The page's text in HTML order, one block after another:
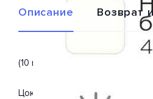
Описание Возврат
(10 шт.) Лампа светодиодная
Цоколь G9. Вид ламп: